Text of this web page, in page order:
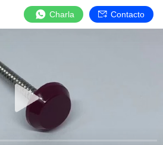
Charla Contacto